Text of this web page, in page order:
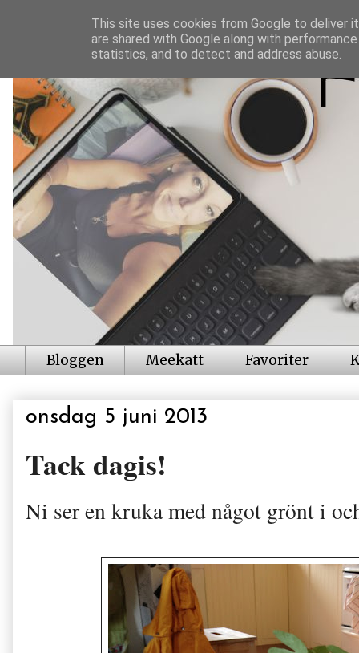
Bloggen Meekatt Favoriter
onsdag 5 juni 2013
Tack dagis!
Ni ser en kruka med något grönt i
This site uses cookies from Google to deliver
are shared with Google along with
statistics, and to detect and address abuse.